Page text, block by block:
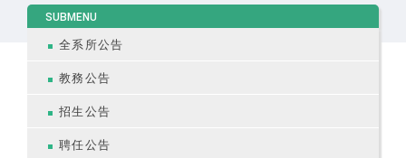
SUBMENU
全系所公告
教務公告
招生公告
聘任公告